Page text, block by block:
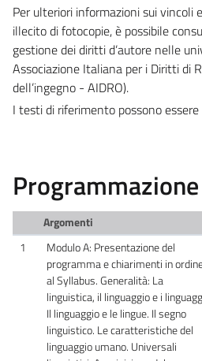
Per ulteriori informazioni sui vincoli
illecito di fotocopie, è possibile
gestione dei diritti d’autore nelle
Associazione Italiana per i Diritti di
dell’ingegno - AIDRO).
I testi di riferimento possono
Argomenti
1
Modulo A: Presentazione del
programma e chiarimenti in
al Syllabus. Generalità: La
linguistica, il linguaggio e i
Il linguaggio e le lingue. Il segno
linguistico. Le caratteristiche del
linguaggio umano. Universali